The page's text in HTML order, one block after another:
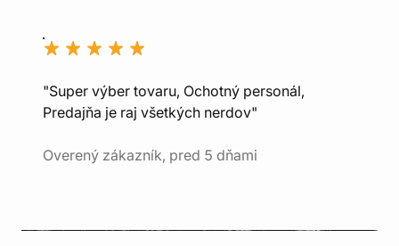
"Super výber tovaru, Ochotný personál,
Predajňa je raj všetkých nerdov"
Overený zákazník, pred 5 dňami